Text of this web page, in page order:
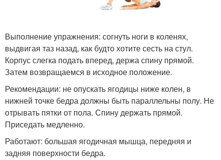
Выполнение упражнения: согнуть ноги в коленях,
выдвигая таз назад, как будто хотите сесть на стул.
Корпус слегка подать вперед, держа спину прямой.
Затем возвращаемся в исходное положение.
Рекомендации: не опускать ягодицы ниже колен, в
нижней точке бедра должны быть параллельны полу. Не
отрывать пятки от пола. Спину держать прямой.
Приседать медленно.
Работают: большая ягодичная мышца, передняя и
задняя поверхности бедра.